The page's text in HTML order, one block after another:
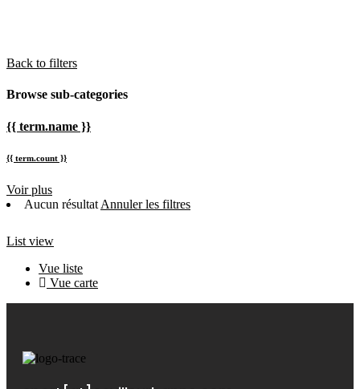
Back to filters
Browse sub-categories
{{ term.name }}
{{ term.count }}
Voir plus
Aucun résultatAnnuler les filtres
List view
Vue liste
Vue carte